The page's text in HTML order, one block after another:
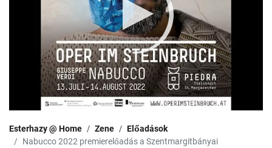
Esterhazy @ Home Zene
Előadások
Nabucco 2022 premierelőadás a Szentmargitbányai